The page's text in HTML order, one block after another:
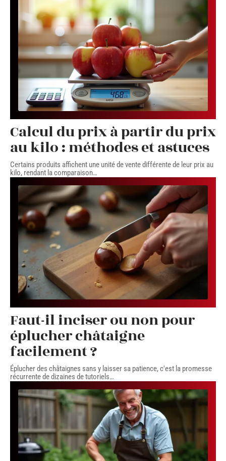
Calcul du prix à partir du prix
au kilo : méthodes et astuces
Certains produits affichent une unité de vente différente de leur prix au
kilo, rendant la comparaison…
Faut-il inciser ou non pour
éplucher châtaigne
facilement ?
Éplucher des châtaignes sans y laisser sa patience, c'est la promesse
récurrente de dizaines de tutoriels…